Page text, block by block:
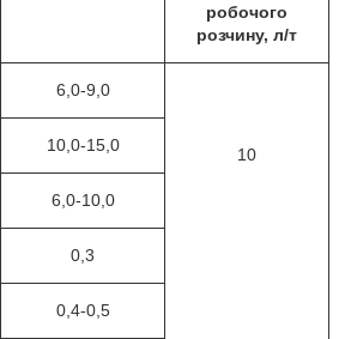
робочого
розчину, л/т
6,0-9,0
10
10,0-15,0
6,0-10,0
0,3
0,4-0,5